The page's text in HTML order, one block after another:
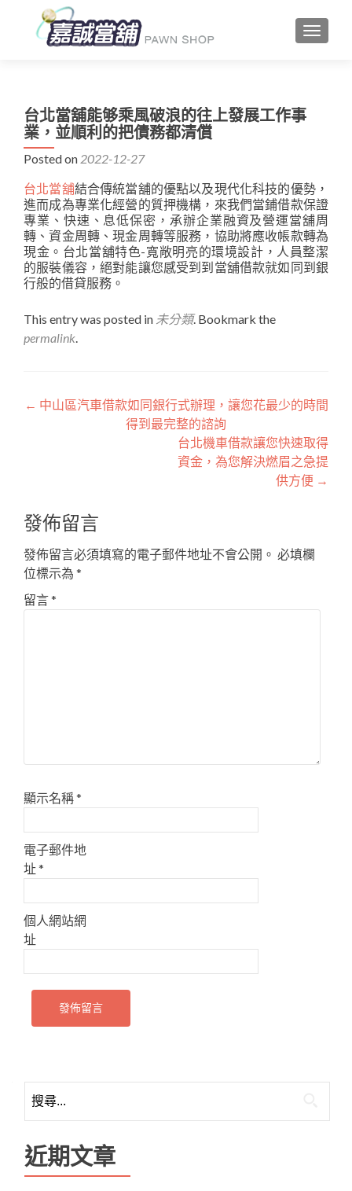
台北當舖能够乘風破浪的往上發展工作事
業，並順利的把債務都清償
Posted on 2022-12-27
台北當舖結合傳統當舖的優點以及現代化科技的優勢，
進而成為專業化經營的質押機構，來我們當鋪借款保證
專業、快速、息低保密，承辦企業融資及營運當舖周
轉、資金周轉、現金周轉等服務，協助將應收帳款轉為
現金。台北當舖特色-寬敞明亮的環境設計，人員整潔
的服裝儀容，絕對能讓您感受到到當舖借款就如同到銀
行般的借貸服務。
This entry was posted in 未分類. Bookmark the
permalink.
文
← 中山區汽車借款如同銀行式辦理，讓您花最少的時間
得到最完整的諮詢
台北機車借款讓您快速取得
資金，為您解決燃眉之急提
供方便 →
發佈留言
發佈留言必須填寫的電子郵件地址不會公開。 必填欄
位標示為 *
留言*
顯示名稱*
電子郵件地
址*
個人網站網
址
尋
鍵
字:
近期文章